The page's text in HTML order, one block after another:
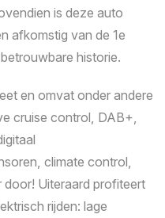
is deze auto
afkomstig van de 1e
historie.
en omvat onder andere
cruise control, DAB+,
climate control,
Uiteraard profiteert
rijden: lage